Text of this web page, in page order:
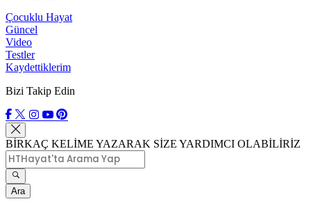
Çocuklu Hayat
Güncel
Video
Testler
Kaydettiklerim
Bizi Takip Edin
BİRKAÇ KELİME YAZARAK SİZE YARDIMCI OLABİLİRİZ
Ara